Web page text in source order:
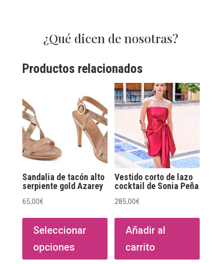
¿Qué dicen de nosotras?
Productos relacionados
Sandalia de tacón alto
serpiente gold Azarey
65,00€
Seleccionar
opciones
producto
múltiples
Vestido corto de lazo
cocktail de Sonia Peña
285,00€
Añadir al
carrito